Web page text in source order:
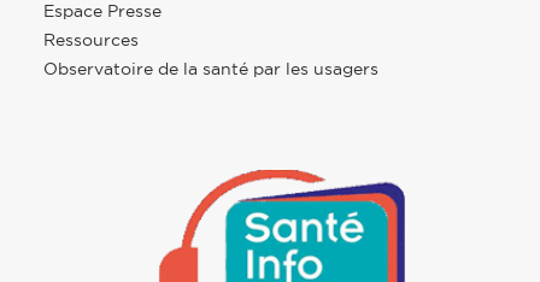
Espace Presse
Ressources
Observatoire de la santé par les usagers